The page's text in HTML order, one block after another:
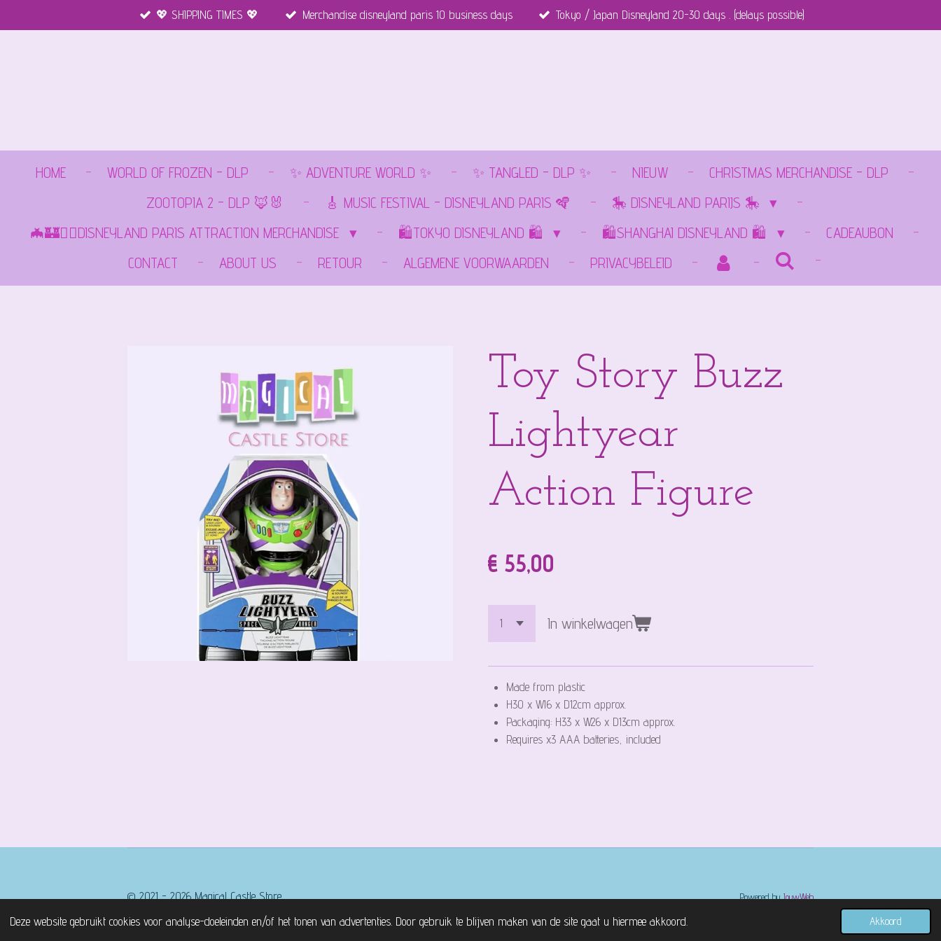
Deze website gebruikt cookies voor analyse-doeleinden en/of het tonen van advertenties. Door gebruik te blijven maken van de site gaat u hiermee akkoord. Akkoord
direct
💖 SHIPPING TIMES 💖 Merchandise disneyland paris 10 business days Tokyo / Japan Disneyland 20-30 days . (delays possible)
HOME WORLD OF FROZEN - DLP ✨ ADVENTURE WORLD ✨ ✨ TANGLED - DLP ✨ NIEUW
CHRISTMAS MERCHANDISE - DLP
ZOOTOPIA 2 - DLP 🦊🐰
🎸 MUSIC FESTIVAL - DISNEYLAND PARIS 🪇
🎠 DISNEYLAND PARIJS 🎠
🦇🏰🏴‍☠️DISNEYLAND PARIS ATTRACTION MERCHANDISE
🛍️TOKYO DISNEYLAND 🛍️ 🛍️SHANGHAI DISNEYLAND 🛍️
CADEAUBON
CONTACT
ABOUT US RETOUR ALGEMENE VOORWAARDEN PRIVACYBELEID
Toy Story Buzz
Lightyear
Action Figure
€ 55,00
In winkelwagen
Made from plastic
H30 x W16 x D12cm approx.
Packaging: H33 x W26 x D13cm approx.
Requires x3 AAA batteries, included
© 2021 - 2026 Magical Castle Store Powered byJouwWeb